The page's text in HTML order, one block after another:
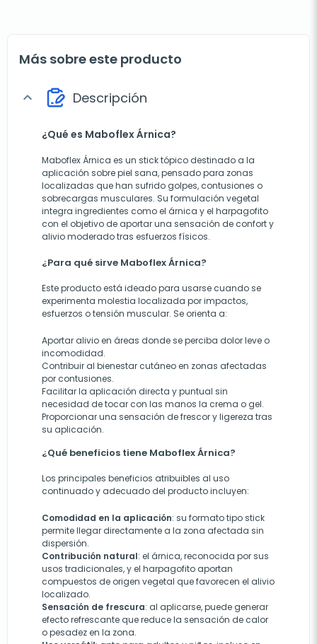
Más sobre este producto
expand_more Descripción
¿Qué es Maboflex Árnica?
Maboflex Árnica es un stick tópico destinado a la
aplicación sobre piel sana, pensado para zonas
localizadas que han sufrido golpes, contusiones o
sobrecargas musculares. Su formulación vegetal
integra ingredientes como el árnica y el harpagofito
con el objetivo de aportar una sensación de confort y
alivio moderado tras esfuerzos físicos.
¿Para qué sirve Maboflex Árnica?
Este producto está ideado para usarse cuando se
experimenta molestia localizada por impactos,
esfuerzos o tensión muscular. Se orienta a:
Aportar alivio en áreas donde se perciba dolor leve o
incomodidad.
Contribuir al bienestar cutáneo en zonas afectadas
por contusiones.
Facilitar la aplicación directa y puntual sin
necesidad de tocar con las manos la crema o gel.
Proporcionar una sensación de frescor y ligereza tras
su aplicación.
¿Qué beneficios tiene Maboflex Árnica?
Los principales beneficios atribuibles al uso
continuado y adecuado del producto incluyen:
Comodidad en la aplicación: su formato tipo stick
permite llegar directamente a la zona afectada sin
dispersión.
Contribución natural: el árnica, reconocida por sus
usos tradicionales, y el harpagofito aportan
compuestos de origen vegetal que favorecen el alivio
localizado.
Sensación de frescura: al aplicarse, puede generar
efecto refrescante que reduce la sensación de calor
o pesadez en la zona.